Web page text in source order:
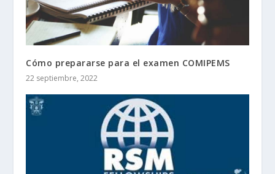
Cómo prepararse para el examen COMIPEMS
22 septiembre, 2022